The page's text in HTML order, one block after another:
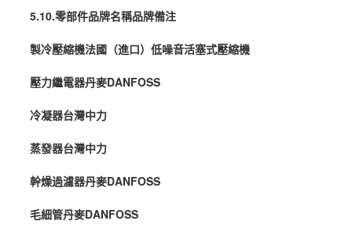
5.10.零部件品牌名稱品牌備注
製冷壓縮機法國（進口）低噪音活塞式壓縮機
壓力繼電器丹麥DANFOSS
冷凝器台灣中力
蒸發器台灣中力
幹燥過濾器丹麥DANFOSS
毛細管丹麥DANFOSS